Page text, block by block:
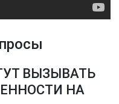
ВЫЗЫВАТЬ
НА